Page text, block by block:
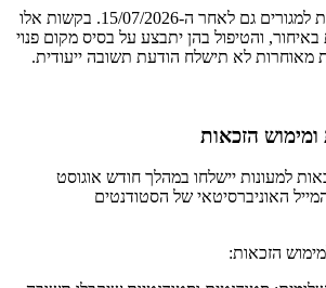
ניתן להגיש בקשות למגורים גם לאחר ה-15/07/2026. בקשות אלו
והטיפול בהן יתבצע על בסיס מקום פנוי
מאוחרות לא תישלח הודעת תשובה ייעודית.
הזכאות
למעונות יישלחו במהלך חודש אוגוסט
האוניברסיטאי של הסטודנטים
הזכאות: